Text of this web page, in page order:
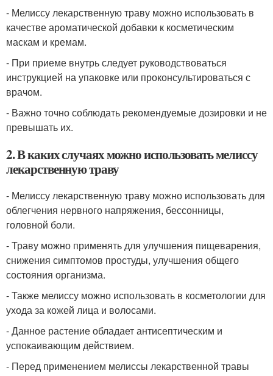
- Мелиссу лекарственную траву можно использовать в
качестве ароматической добавки к косметическим
маскам и кремам.
- При приеме внутрь следует руководствоваться
инструкцией на упаковке или проконсультироваться с
врачом.
- Важно точно соблюдать рекомендуемые дозировки и не
превышать их.
2. В каких случаях можно использовать мелиссу
лекарственную траву
- Мелиссу лекарственную траву можно использовать для
облегчения нервного напряжения, бессонницы,
головной боли.
- Траву можно применять для улучшения пищеварения,
снижения симптомов простуды, улучшения общего
состояния организма.
- Также мелиссу можно использовать в косметологии для
ухода за кожей лица и волосами.
- Данное растение обладает антисептическим и
успокаивающим действием.
- Перед применением мелиссы лекарственной травы